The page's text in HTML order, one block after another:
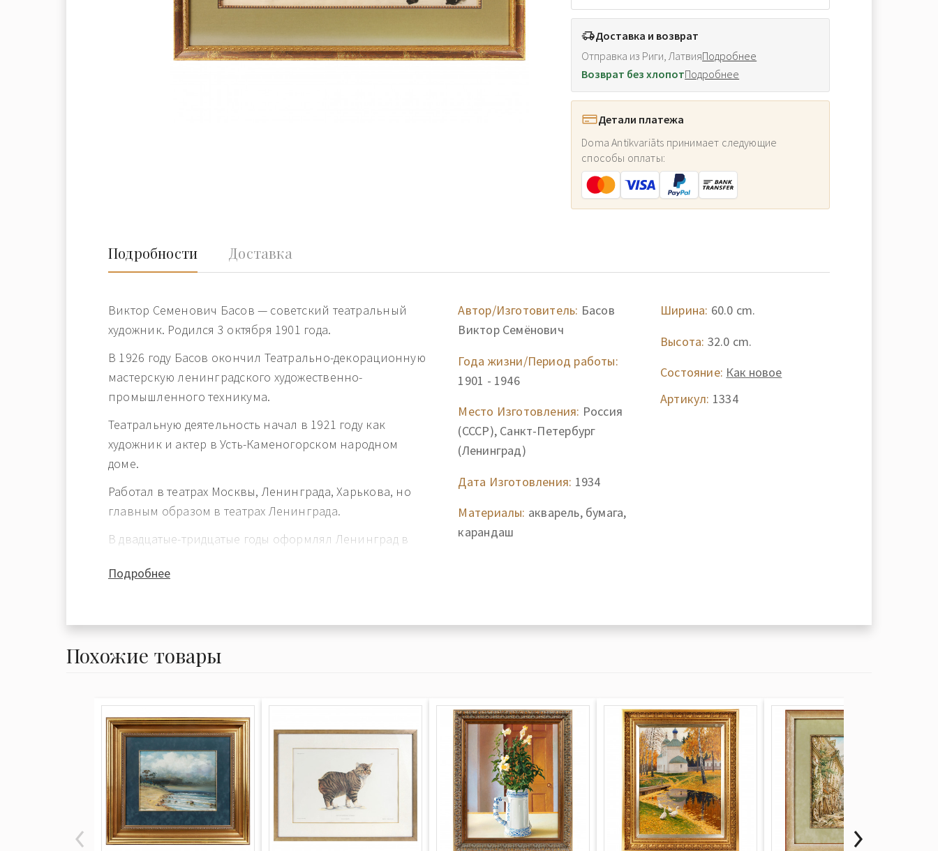
Доставка и возврат
Отправка из Риги, ЛатвияПодробнее
Возврат без хлопотПодробнее
Детали платежа
Doma Antikvariāts принимает следующие
способы оплаты:
Подробности Доставка
Виктор Семенович Басов — советский театральный
художник. Родился 3 октября 1901 года.
В 1926 году Басов окончил Театрально-декорационную
мастерскую ленинградского художественно-
промышленного техникума.
Театральную деятельность начал в 1921 году как
художник и актер в Усть-Каменогорском народном
доме.
Работал в театрах Москвы, Ленинграда, Харькова, но
главным образом в театрах Ленинграда.
В двадцатые-тридцатые годы оформлял Ленинград в
Шекспира (1934 г.) «Далекое» А. Афиногенова (1936 г.)
«Проданная невеста» Б. Сметаны (1937 г.) –
Малиновке» Б. Александрова (1938 г.) –
Ленинградский Театр музыкальной комедии; «Человек
с ружьем» (1938 г.) — Ленинградский Большой
драматический театр); «Отелло» В. Шекспира (1935 г.) –
Московский Малый театр; «Мера за меру» В. Шекспира
(1936 г.) — Харьковский театр русской драмы), «Горе от
ума» А. С. Грибоедова (1946 г., с В. М. Ходасевич) в
Ленинградском театре драмы им. Пушкина.
Подробнее
Автор/Изготовитель: Басов
Виктор Семёнович
Года жизни/Период работы:
1901 - 1946
Место Изготовления: Россия
(СССР), Санкт-Петербург
(Ленинград)
Дата Изготовления: 1934
Материалы: акварель, бумага,
карандаш
Ширина: 60.0 cm.
Высота: 32.0 cm.
Состояние: Как новое
Артикул: 1334
Похожие товары